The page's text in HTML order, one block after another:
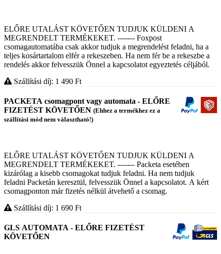
ELŐRE UTALÁST KÖVETŐEN TUDJUK KÜLDENI A
MEGRENDELT TERMÉKEKET. ------- Foxpost
csomagautomatába csak akkor tudjuk a megrendelést feladni, ha a
teljes kosártartalom elfér a rekeszeben. Ha nem fér be a rekeszbe a
rendelés akkor felvesszük Önnel a kapcsolatot egyeztetés céljából.
Szállítási díj: 1 490 Ft
PACKETA csomagpont vagy automata - ELŐRE
FIZETÉST KÖVETŐEN (Ehhez a termékhez ez a
szállítási mód nem választható!)
ELŐRE UTALÁST KÖVETŐEN TUDJUK KÜLDENI A
MEGRENDELT TERMÉKEKET. ------- Packeta esetében
kizárólag a kisebb csomagokat tudjuk feladni. Ha nem tudjuk
feladni Packetán keresztül, felvesszük Önnel a kapcsolatot. A kért
csomagponton már fizetés nélkül átvehető a csomag.
Szállítási díj: 1 690 Ft
GLS AUTOMATA - ELŐRE FIZETÉST
KÖVETŐEN